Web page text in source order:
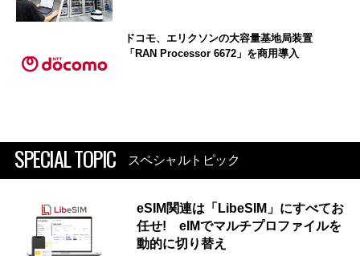
ドコモ、エリクソンの大容量基地局装置
「RAN Processor 6672」を商用導入
SPECIAL TOPIC スペシャルトピック
eSIM関連は「LibeSIM」にすべてお
任せ! eIMでマルチプロファイルを
動的に切り替え